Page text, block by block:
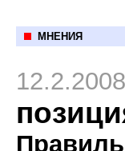
МНЕНИЯ
12.2.2008